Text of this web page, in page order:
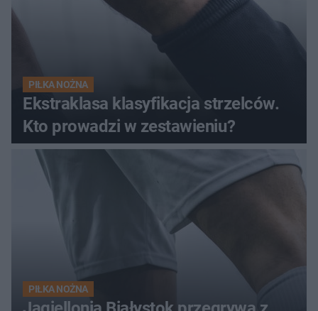
PIŁKA NOŻNA
Ekstraklasa klasyfikacja strzelców.
Kto prowadzi w zestawieniu?
PIŁKA NOŻNA